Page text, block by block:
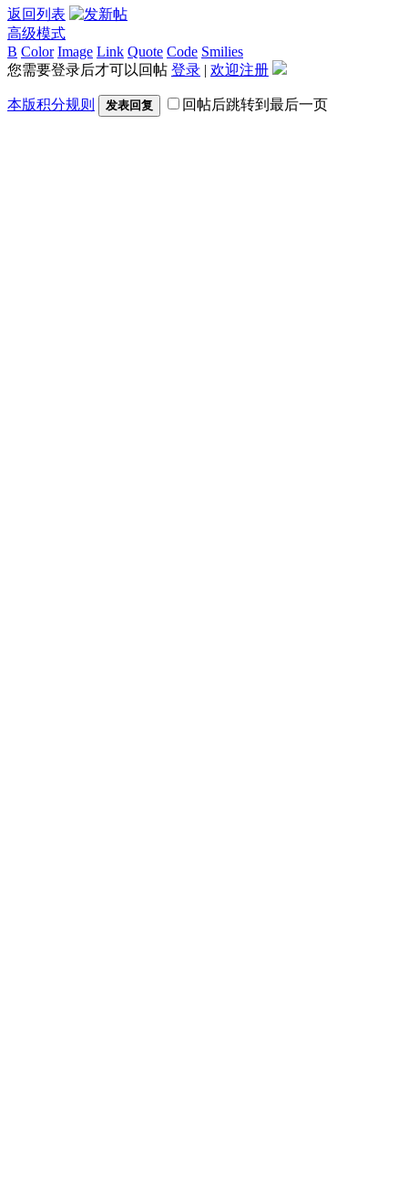
返回列表
高级模式
B Color Image Link Quote Code Smilies
您需要登录后才可以回帖 登录 | 欢迎注册
本版积分规则 发表回复 回帖后跳转到最后一页